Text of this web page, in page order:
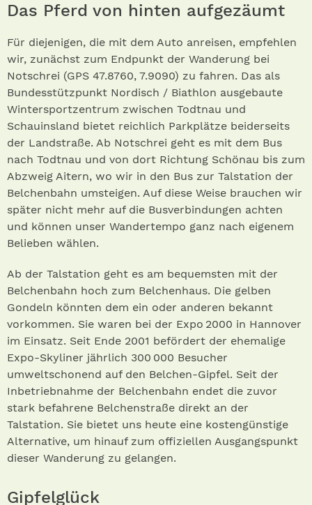
Das Pferd von hinten aufgezäumt
Für diejenigen, die mit dem Auto anreisen, empfehlen
wir, zunächst zum Endpunkt der Wanderung bei
Notschrei (GPS 47.8760, 7.9090) zu fahren. Das als
Bundesstützpunkt Nordisch / Biathlon ausgebaute
Wintersportzentrum zwischen Todtnau und
Schauinsland bietet reichlich Parkplätze beiderseits
der Landstraße. Ab Notschrei geht es mit dem Bus
nach Todtnau und von dort Richtung Schönau bis zum
Abzweig Aitern, wo wir in den Bus zur Talstation der
Belchenbahn umsteigen. Auf diese Weise brauchen wir
später nicht mehr auf die Busverbindungen achten
und können unser Wandertempo ganz nach eigenem
Belieben wählen.
Ab der Talstation geht es am bequemsten mit der
Belchenbahn hoch zum Belchenhaus. Die gelben
Gondeln könnten dem ein oder anderen bekannt
vorkommen. Sie waren bei der Expo 2000 in Hannover
im Einsatz. Seit Ende 2001 befördert der ­ehemalige
Expo-Skyliner jährlich 300 000 Besucher
umweltschonend auf den Belchen-Gipfel. Seit der
Inbetriebnahme der Belchenbahn endet die zuvor
stark befahrene Belchenstraße direkt an der
Talstation. Sie bietet uns heute eine kostengünstige
Alternative, um hinauf zum offiziellen Ausgangspunkt
dieser Wanderung zu gelangen.
Gipfelglück